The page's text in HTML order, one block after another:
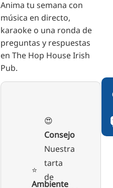
Anima tu semana con
música en directo,
karaoke o una ronda de
preguntas y respuestas
en The Hop House Irish
Pub.
⭐️
Ambiente
😍
Consejo
Nuestra
tarta
de